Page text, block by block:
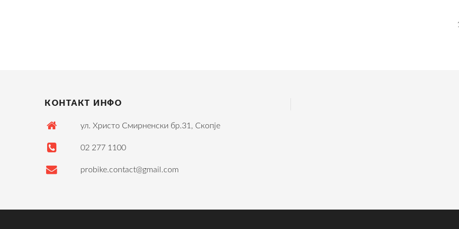
1
КОНТАКТ ИНФО
ул. Христо Смирненски бр.31, Скопје
02 277 1100
probike.contact@gmail.com